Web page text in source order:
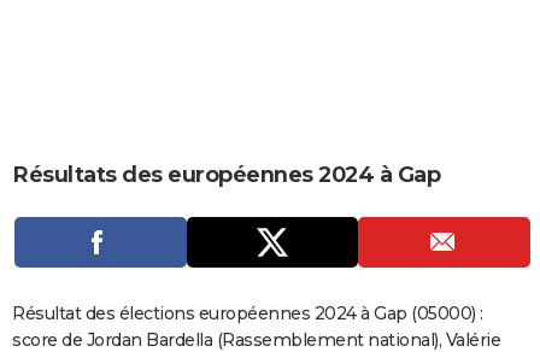
CARTE DE VOEUX
Carte de Noël
Carte Bonne année
Carte Saint-Valentin
Carte Pâques
Carte d'anniversaire
DICTIONNAIRE
Dictionnaire
Biographies
Citations
Expressions
Proverbes
PROGRAMME TV
COPAINS D'AVANT
Résultats des européennes 2024 à Gap
Résultat des élections européennes 2024 à Gap (05000) :
score de Jordan Bardella (Rassemblement national), Valérie